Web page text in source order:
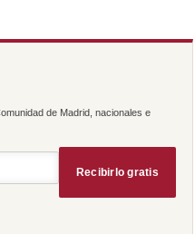
de Madrid, nacionales e
Recibirlo gratis